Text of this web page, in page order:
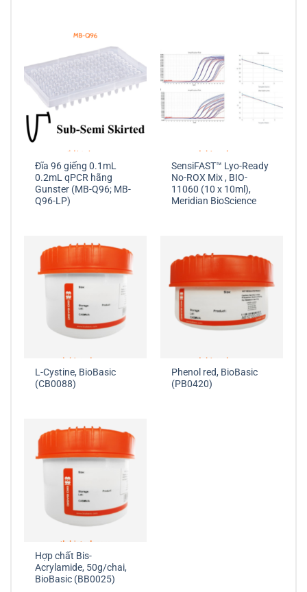
Đĩa 96 giếng 0.1mL
0.2mL qPCR hãng
Gunster (MB-Q96; MB-
Q96-LP)
SensiFAST™ Lyo-Ready
No-ROX Mix , BIO-
11060 (10 x 10ml),
Meridian BioScience
L-Cystine, BioBasic
(CB0088)
Phenol red, BioBasic
(PB0420)
Hợp chất Bis-
Acrylamide, 50g/chai,
BioBasic (BB0025)